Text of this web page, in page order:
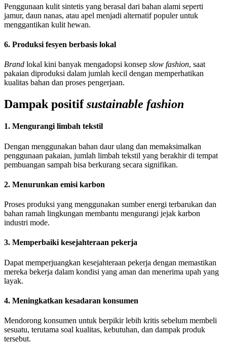
Penggunaan kulit sintetis yang berasal dari bahan alami seperti
jamur, daun nanas, atau apel menjadi alternatif populer untuk
menggantikan kulit hewan.
6. Produksi fesyen berbasis lokal
Brand lokal kini banyak mengadopsi konsep slow fashion, saat
pakaian diproduksi dalam jumlah kecil dengan memperhatikan
kualitas bahan dan proses pengerjaan.
Dampak positifsustainable fashion
1. Mengurangi limbah tekstil
Dengan menggunakan bahan daur ulang dan memaksimalkan
penggunaan pakaian, jumlah limbah tekstil yang berakhir di tempat
pembuangan sampah bisa berkurang secara signifikan.
2. Menurunkan emisi karbon
Proses produksi yang menggunakan sumber energi terbarukan dan
bahan ramah lingkungan membantu mengurangi jejak karbon
industri mode.
3. Memperbaiki kesejahteraan pekerja
Dapat memperjuangkan kesejahteraan pekerja dengan memastikan
mereka bekerja dalam kondisi yang aman dan menerima upah yang
layak.
4. Meningkatkan kesadaran konsumen
Mendorong konsumen untuk berpikir lebih kritis sebelum membeli
sesuatu, terutama soal kualitas, kebutuhan, dan dampak produk
tersebut.